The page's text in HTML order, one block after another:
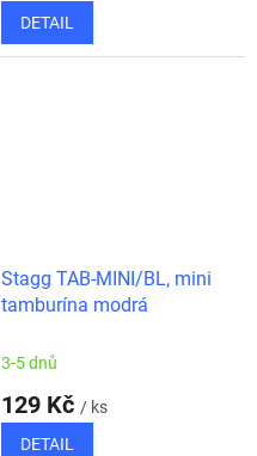
DETAIL
Stagg TAB-MINI/BL, mini
tamburína modrá
3-5 dnů
129 Kč / ks
DETAIL